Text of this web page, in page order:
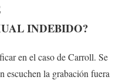
INDEBIDO?
en el caso de Carroll. Se
escuchen la grabación fuera